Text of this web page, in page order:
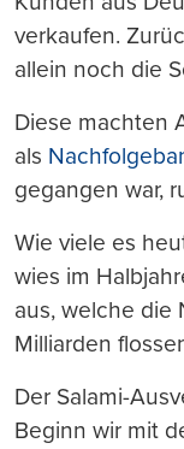
verkaufen.
allein noch die
Diese machten
als
gegangen war,
Wie viele es
wies im
aus, welche die
Milliarden
Der Salami-
Beginn wir mit